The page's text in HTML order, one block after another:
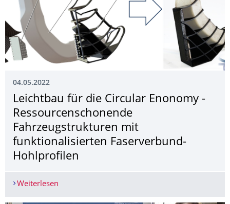
04.05.2022
Leichtbau für die Circular Enonomy -
Ressourcenschonen­de
Fahrzeugstrukturen mit
funktionalisierten Faserverbund-
Hohlprofilen
Weiterlesen